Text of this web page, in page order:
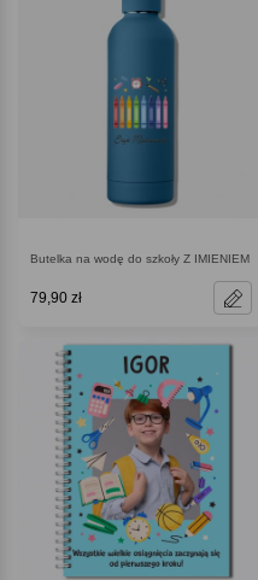
Butelka na wodę do szkoły Z IMIENIEM
79,90 zł